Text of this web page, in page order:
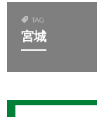
TAG
宮城